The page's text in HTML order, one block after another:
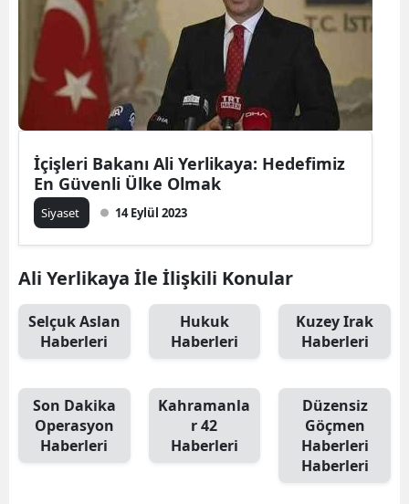
İçişleri Bakanı Ali Yerlikaya: Hedefimiz
En Güvenli Ülke Olmak
Siyaset 14 Eylül 2023
Ali Yerlikaya İle İlişkili Konular
Selçuk Aslan
Haberleri
Hukuk
Haberleri
Kuzey Irak
Haberleri
Son Dakika
Operasyon
Haberleri
Kahramanla
r 42
Haberleri
Düzensiz
Göçmen
Haberleri
Haberleri